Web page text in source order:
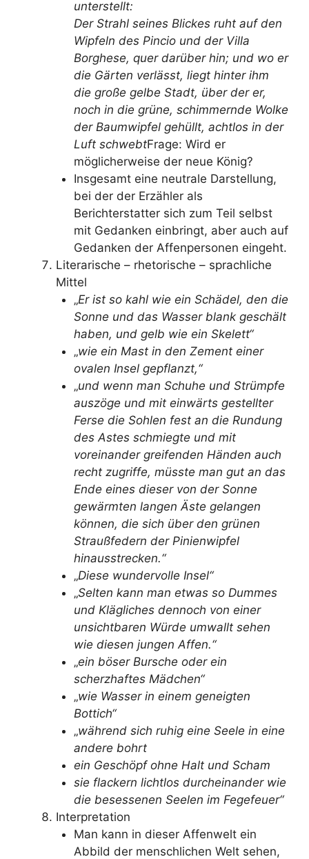
unterstellt:
Der Strahl seines Blickes ruht auf den
Wipfeln des Pincio und der Villa
Borghese, quer darüber hin; und wo er
die Gärten verlässt, liegt hinter ihm
die große gelbe Stadt, über der er,
noch in die grüne, schimmernde Wolke
der Baumwipfel gehüllt, achtlos in der
Luft schwebtFrage: Wird er
möglicherweise der neue König?
Insgesamt eine neutrale Darstellung,
bei der der Erzähler als
Berichterstatter sich zum Teil selbst
mit Gedanken einbringt, aber auch auf
Gedanken der Affenpersonen eingeht.
Literarische – rhetorische – sprachliche
Mittel
„Er ist so kahl wie ein Schädel, den die
Sonne und das Wasser blank geschält
haben, und gelb wie ein Skelett“
„wie ein Mast in den Zement einer
ovalen Insel gepflanzt,“
„und wenn man Schuhe und Strümpfe
auszöge und mit einwärts gestellter
Ferse die Sohlen fest an die Rundung
des Astes schmiegte und mit
voreinander greifenden Händen auch
recht zugriffe, müsste man gut an das
Ende eines dieser von der Sonne
gewärmten langen Äste gelangen
können, die sich über den grünen
Straußfedern der Pinienwipfel
hinausstrecken.“
„Diese wundervolle Insel“
„Selten kann man etwas so Dummes
und Klägliches dennoch von einer
unsichtbaren Würde umwallt sehen
wie diesen jungen Affen.“
„ein böser Bursche oder ein
scherzhaftes Mädchen“
„wie Wasser in einem geneigten
Bottich“
„während sich ruhig eine Seele in eine
andere bohrt
ein Geschöpf ohne Halt und Scham
sie flackern lichtlos durcheinander wie
die besessenen Seelen im Fegefeuer“
Interpretation
Man kann in dieser Affenwelt ein
Abbild der menschlichen Welt sehen,